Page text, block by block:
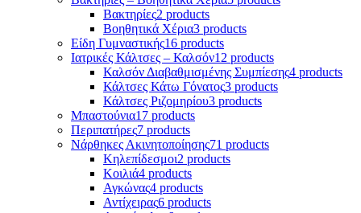
Βακτηρίες2 products
Βοηθητικά Χέρια3 products
Είδη Γυμναστικής16 products
Ιατρικές Κάλτσες – Καλσόν12 products
Καλσόν Διαβαθμισμένης Συμπίεσης4 products
Κάλτσες Κάτω Γόνατος3 products
Κάλτσες Ριζομηρίου3 products
Μπαστούνια17 products
Περιπατήρες7 products
Νάρθηκες Ακινητοποίησης71 products
Κηλεπίδεσμοι2 products
Κοιλιά4 products
Αγκώνας4 products
Αντίχειρας6 products